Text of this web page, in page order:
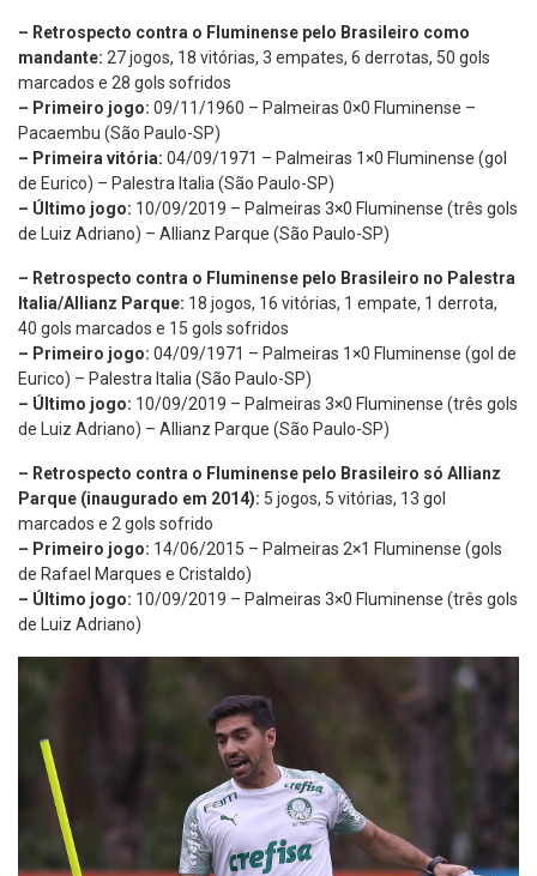
– Retrospecto contra o Fluminense pelo Brasileiro como
mandante: 27 jogos, 18 vitórias, 3 empates, 6 derrotas, 50 gols
marcados e 28 gols sofridos
– Primeiro jogo: 09/11/1960 – Palmeiras 0×0 Fluminense –
Pacaembu (São Paulo-SP)
– Primeira vitória: 04/09/1971 – Palmeiras 1×0 Fluminense (gol
de Eurico) – Palestra Italia (São Paulo-SP)
– Último jogo: 10/09/2019 – Palmeiras 3×0 Fluminense (três gols
de Luiz Adriano) – Allianz Parque (São Paulo-SP)
– Retrospecto contra o Fluminense pelo Brasileiro no Palestra
Italia/Allianz Parque: 18 jogos, 16 vitórias, 1 empate, 1 derrota,
40 gols marcados e 15 gols sofridos
– Primeiro jogo: 04/09/1971 – Palmeiras 1×0 Fluminense (gol de
Eurico) – Palestra Italia (São Paulo-SP)
– Último jogo: 10/09/2019 – Palmeiras 3×0 Fluminense (três gols
de Luiz Adriano) – Allianz Parque (São Paulo-SP)
– Retrospecto contra o Fluminense pelo Brasileiro só Allianz
Parque (inaugurado em 2014): 5 jogos, 5 vitórias, 13 gol
marcados e 2 gols sofrido
– Primeiro jogo: 14/06/2015 – Palmeiras 2×1 Fluminense (gols
de Rafael Marques e Cristaldo)
– Último jogo: 10/09/2019 – Palmeiras 3×0 Fluminense (três gols
de Luiz Adriano)